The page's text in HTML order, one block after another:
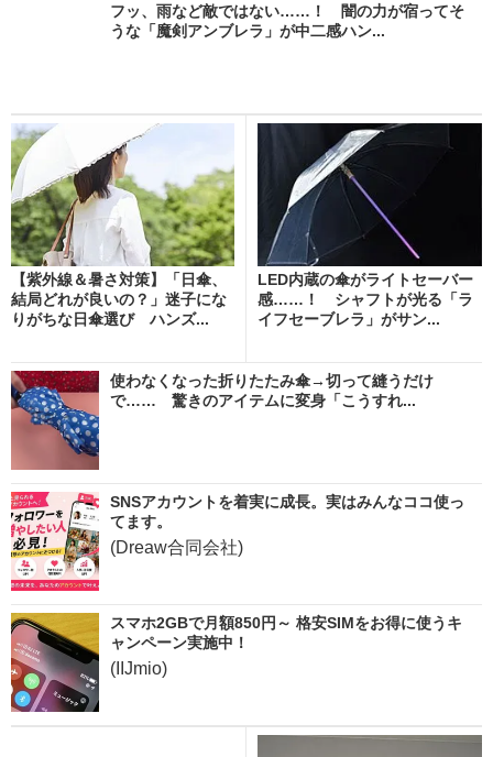
フッ、雨など敵ではない……！ 闇の力が宿ってそ
うな「魔剣アンブレラ」が中二感ハン...
【紫外線＆暑さ対策】「日傘、
結局どれが良いの？」迷子にな
りがちな日傘選び ハンズ...
LED内蔵の傘がライトセーバー
感……！ シャフトが光る「ラ
イフセーブレラ」がサン...
使わなくなった折りたたみ傘→切って縫うだけ
で…… 驚きのアイテムに変身「こうすれ...
SNSアカウントを着実に成長。実はみんなココ使っ
てます。
(Dreaw合同会社)
スマホ2GBで月額850円～ 格安SIMをお得に使うキ
ャンペーン実施中！
(IIJmio)